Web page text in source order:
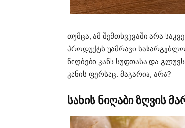
თუმცა, ამ შემთხვევაში არა
პროდუქტს უამრავი
ნიღბები კანს სუფთასა და
კანის ფერსაც. მაგარია, არა?
სახის ნიღაბი ზღვის